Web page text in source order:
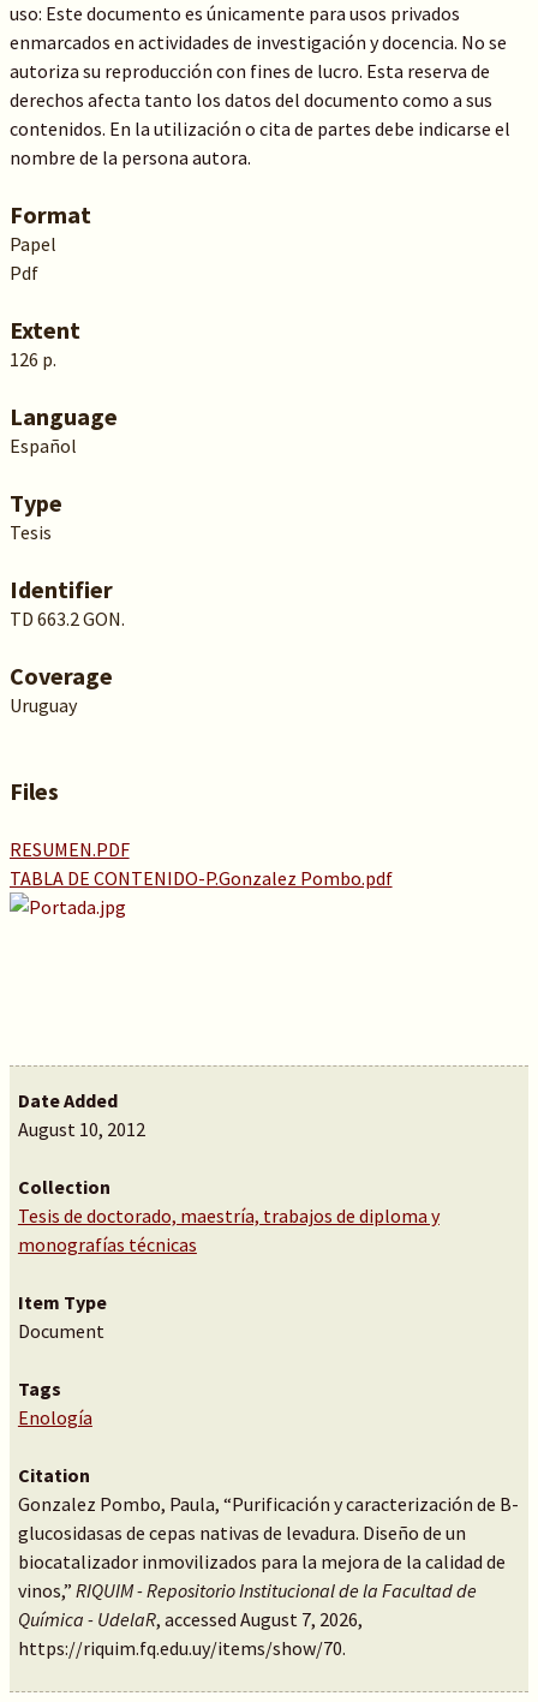
uso: Este documento es únicamente para usos privados
enmarcados en actividades de investigación y docencia. No se
autoriza su reproducción con fines de lucro. Esta reserva de
derechos afecta tanto los datos del documento como a sus
contenidos. En la utilización o cita de partes debe indicarse el
nombre de la persona autora.
Format
Papel
Pdf
Extent
126 p.
Language
Español
Type
Tesis
Identifier
TD 663.2 GON.
Coverage
Uruguay
Files
RESUMEN.PDF
TABLA DE CONTENIDO-P.Gonzalez Pombo.pdf
Date Added
August 10, 2012
Collection
Tesis de doctorado, maestría, trabajos de diploma y
monografías técnicas
Item Type
Document
Tags
Enología
Citation
Gonzalez Pombo, Paula, “Purificación y caracterización de B-
glucosidasas de cepas nativas de levadura. Diseño de un
biocatalizador inmovilizados para la mejora de la calidad de
vinos,” RIQUIM - Repositorio Institucional de la Facultad de
Química - UdelaR, accessed August 7, 2026,
https://riquim.fq.edu.uy/items/show/70.